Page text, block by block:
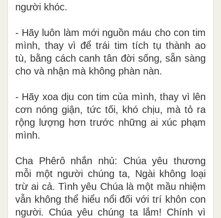
người khóc.
- Hãy luôn làm mới nguồn máu cho con tim
mình, thay vì để trái tim tích tụ thành ao
tù, bằng cách canh tân đời sống, sẵn sàng
cho và nhận mà không phàn nàn.
- Hãy xoa dịu con tim của mình, thay vì lên
cơn nóng giận, tức tối, khó chịu, mà tỏ ra
rộng lượng hơn trước những ai xúc phạm
mình.
Cha Phêrô nhắn nhủ: Chúa yêu thương
mỗi một người chúng ta, Ngài không loại
trừ ai cả. Tình yêu Chúa là một mầu nhiệm
vẫn không thể hiểu nổi đối với trí khôn con
người. Chúa yêu chúng ta lắm! Chính vì